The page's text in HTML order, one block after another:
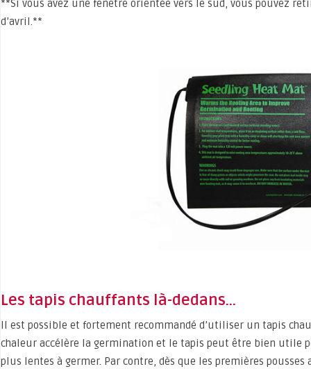
**Si vous avez une fenêtre orientée vers le sud, vous pouvez
d’avril.**
Les tapis chauffants là-dedans…
Il est possible et fortement recommandé d’utiliser un tapis
chaleur accélère la germination et le tapis peut être bien utile
plus lentes à germer. Par contre, dès que les premières